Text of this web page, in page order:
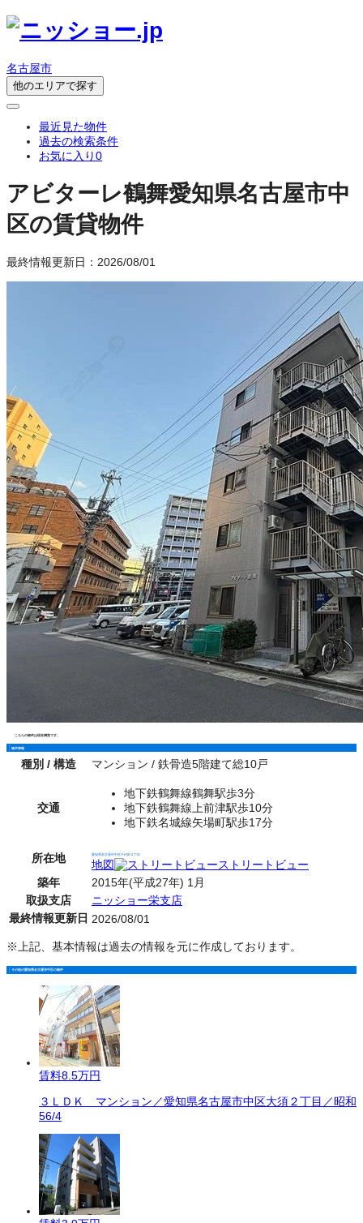
名古屋市
他のエリアで探す
最近見た物件
過去の検索条件
お気に入り0
アビターレ鶴舞愛知県名古屋市中
区の賃貸物件
最終情報更新日：2026/08/01
こちらの物件は現在満室です。
物件情報
種別 / 構造 マンション / 鉄骨造5階建て総10戸
交通
地下鉄鶴舞線鶴舞駅歩3分
地下鉄鶴舞線上前津駅歩10分
地下鉄名城線矢場町駅歩17分
所在地 愛知県名古屋市中区千代田３丁目
地図
ストリートビュー
築年
2015年(平成27年) 1月
取扱支店
ニッショー栄支店
最終情報更新日 2026/08/01
※上記、基本情報は過去の情報を元に作成しております。
その他の愛知県名古屋市中区の物件
賃料8.5万円
３ＬＤＫ マンション／愛知県名古屋市中区大須２丁目／昭和
56/4